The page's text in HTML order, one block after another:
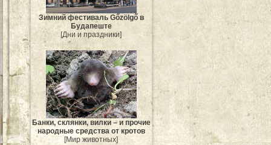
Зимний фестиваль Gőzölgő в
Будапеште
[Дни и праздники]
Банки, склянки, вилки – и прочие
народные средства от кротов
[Мир животных]